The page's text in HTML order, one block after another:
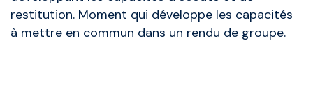
restitution. Moment qui développe les capacités
à mettre en commun dans un rendu de groupe.